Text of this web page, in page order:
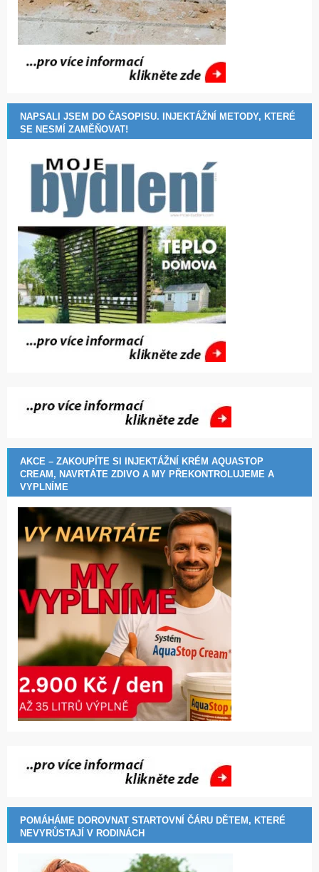
NAPSALI JSEM DO ČASOPISU. INJEKTÁŽNÍ METODY, KTERÉ
SE NESMÍ ZAMĚŇOVAT!
AKCE – ZAKOUPÍTE SI INJEKTÁŽNÍ KRÉM AQUASTOP
CREAM, NAVRTÁTE ZDIVO A MY PŘEKONTROLUJEME A
VYPLNÍME
POMÁHÁME DOROVNAT STARTOVNÍ ČÁRU DĚTEM, KTERÉ
NEVYRŮSTAJÍ V RODINÁCH